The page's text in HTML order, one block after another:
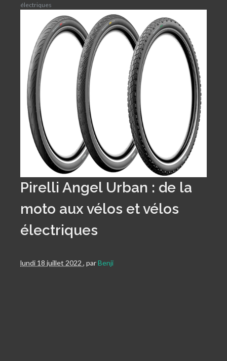
électriques
Pirelli Angel Urban : de la
moto aux vélos et vélos
électriques
lundi 18 juillet 2022 , parBenji